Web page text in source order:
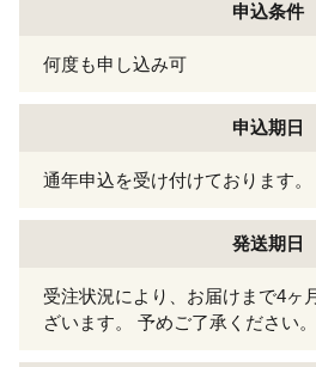
申込条件
何度も申し込み可
申込期日
通年申込を受け付けております。
発送期日
受注状況により、お届けまで4ヶ
ざいます。 予めご了承ください。